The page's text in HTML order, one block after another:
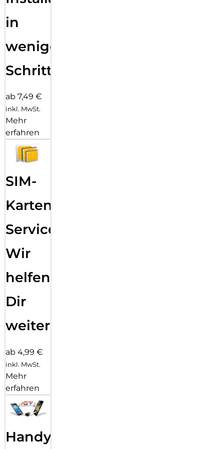
in
wenigen
Schritten
ab 7,49 €
inkl. MwSt.
Mehr
erfahren
SIM-
Karten
Service:
Wir
helfen
Dir
weiter
ab 4,99 €
inkl. MwSt.
Mehr
erfahren
Handy